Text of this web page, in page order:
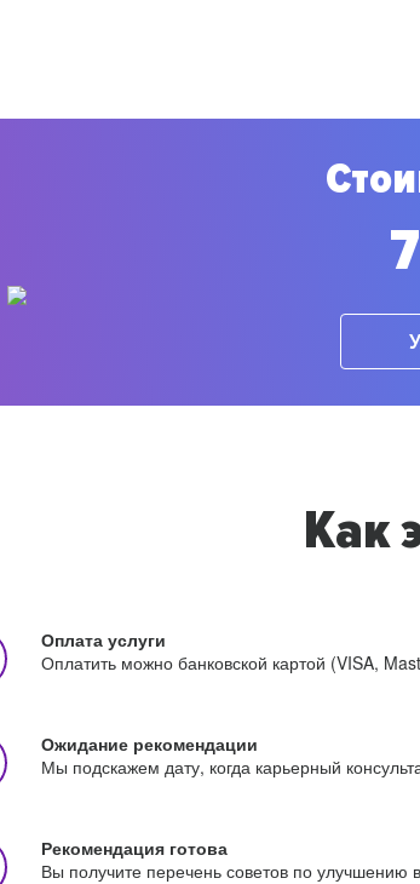
Как
Оплата услуги
Оплатить можно банковской картой (VISA,
Ожидание рекомендации
Мы подскажем дату, когда карьерный
Рекомендация готова
Вы получите перечень советов по